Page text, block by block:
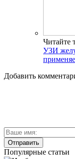
Читайте
УЗИ
Добавить
Популярные статьи